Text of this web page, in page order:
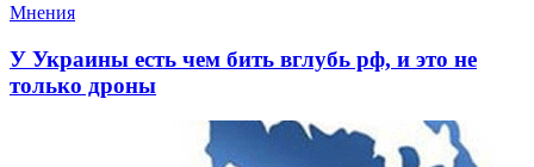
Мнения
У Украины есть чем бить вглубь рф, и это не
только дроны